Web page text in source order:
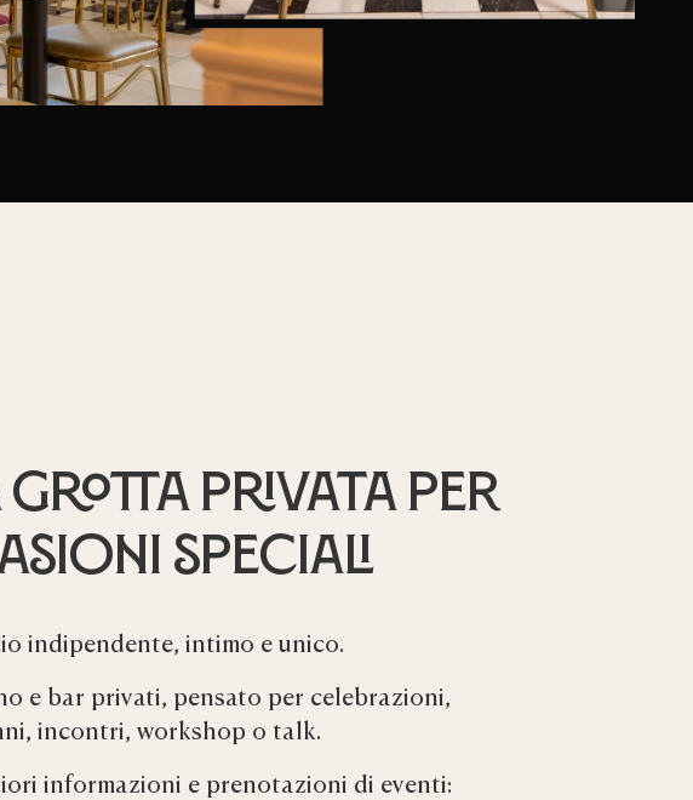
grotta privata per
speciali
indipendente, intimo e unico.
e bar privati, pensato per celebrazioni,
incontri, workshop o talk.
informazioni e prenotazioni di eventi: